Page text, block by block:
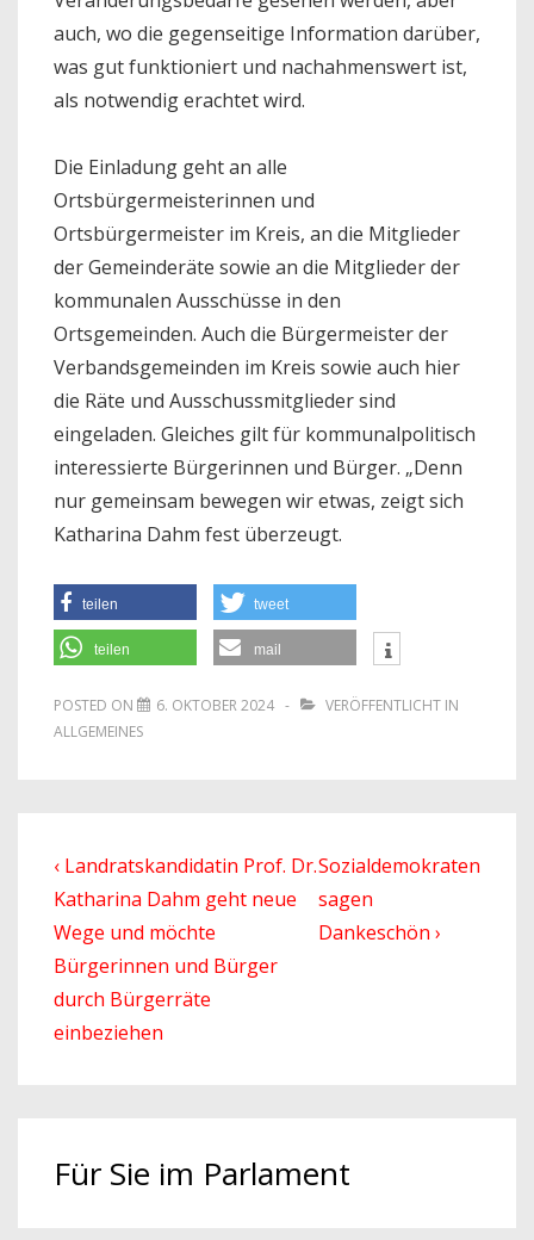
auch, wo die gegenseitige Information darüber,
was gut funktioniert und nachahmenswert ist,
als notwendig erachtet wird.
Die Einladung geht an alle
Ortsbürgermeisterinnen und
Ortsbürgermeister im Kreis, an die Mitglieder
der Gemeinderäte sowie an die Mitglieder der
kommunalen Ausschüsse in den
Ortsgemeinden. Auch die Bürgermeister der
Verbandsgemeinden im Kreis sowie auch hier
die Räte und Ausschussmitglieder sind
eingeladen. Gleiches gilt für kommunalpolitisch
interessierte Bürgerinnen und Bürger. „Denn
nur gemeinsam bewegen wir etwas, zeigt sich
Katharina Dahm fest überzeugt.
teilen tweet
teilen mail
POSTED ON 6. OKTOBER 2024
VERÖFFENTLICHT IN
ALLGEMEINES
Beitragsnavigation
Previous
Post
is
‹ Landratskandidatin Prof. Dr.
Katharina Dahm geht neue
Wege und möchte
Bürgerinnen und Bürger
durch Bürgerräte
einbeziehen
Next
Post
is
Sozialdemokraten
sagen
Dankeschön ›
Für Sie im Parlament